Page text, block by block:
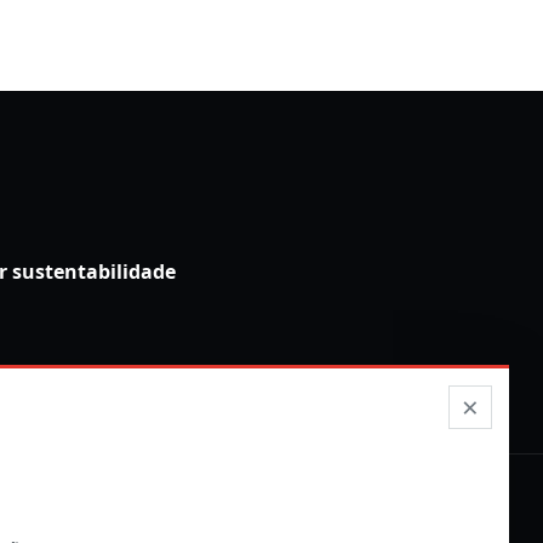
sustentabilidade
×